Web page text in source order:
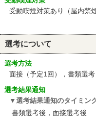
受動喫煙対策あり（屋内禁煙
選考について
選考方法
面接（予定1回），書類選考
選考結果通知
選考結果通知のタイミン
書類選考後，面接選考後